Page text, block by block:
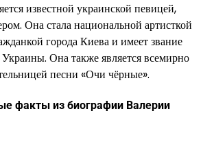
известной украинской певицей,
Она стала национальной артисткой
города Киева и имеет звание
Она также является всемирно
песни «Очи чёрные».
факты из биографии Валерии